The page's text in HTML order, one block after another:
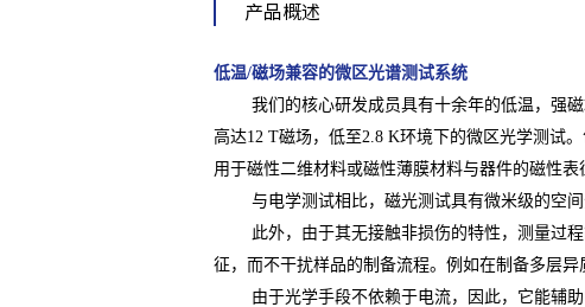
产品概述
低温/磁场兼容的微区光谱测试系统
我们的核心研发成员具有十余年的低温，强磁
高达12 T磁场，低至2.8 K环境下的微区光学测试
用于磁性二维材料或磁性薄膜材料与器件的磁性
与电学测试相比，磁光测试具有微米级的空间
此外，由于其无接触非损伤的特性，测量过程
征，而不干扰样品的制备流程。例如在制备多层
由于光学手段不依赖于电流，因此，它能辅助